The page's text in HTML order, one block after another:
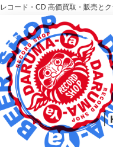
レコード・CD 高価買取・販売と
レコード高価買取はこちら
HOME
│